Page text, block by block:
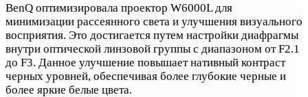
BenQ оптимизировала проектор W6000L для
минимизации рассеянного света и улучшения визуального
восприятия. Это достигается путем настройки диафрагмы
внутри оптической линзовой группы с диапазоном от F2.1
до F3. Данное улучшение повышает нативный контраст
черных уровней, обеспечивая более глубокие черные и
более яркие белые цвета.